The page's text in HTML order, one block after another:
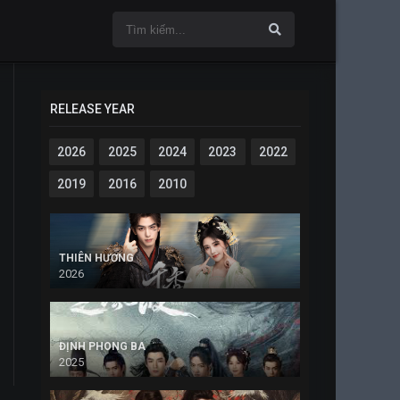
RELEASE YEAR
2026 2025 2024 2023 2022
2019 2016 2010
THIÊN HƯƠNG
2026
ĐỊNH PHONG BA
2025